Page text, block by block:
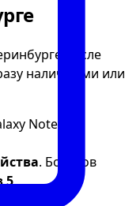
после
наличными или
Note 10
. Бонусов
5